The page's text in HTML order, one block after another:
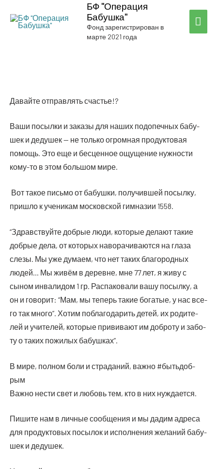
БФ "Операция
Бабушка"
Фонд зарегистрирован в
марте 2021 года
Давай­те отправ­лять счастье!?
Ваши посыл­ки и зака­зы для наших под­опеч­ных бабу­
шек и деду­шек — не толь­ко огром­ная про­дук­то­вая
помощь. Это еще и бес­цен­ное ощу­ще­ние нуж­но­сти
кому-то в этом боль­шом мире.
Вот такое пись­мо от бабуш­ки, полу­чив­шей посыл­ку,
при­шло к уче­ни­кам мос­ков­ской гим­на­зии 1558.
“Здрав­ствуй­те доб­рые люди, кото­рые дела­ют такие
доб­рые дела, от кото­рых наво­ра­чи­ва­ют­ся на гла­за
сле­зы. Мы уже дума­ем, что нет таких бла­го­род­ных
людей… Мы живём в деревне, мне 77 лет, я живу с
сыном инва­ли­дом 1 гр. Рас­па­ко­ва­ли вашу посыл­ку, а
он и гово­рит: “Мам, мы теперь такие бога­тые, у нас все­
го так мно­го”. Хотим побла­го­да­рить детей, их роди­те­
лей и учи­те­лей, кото­рые при­ви­ва­ют им доб­ро­ту и забо­
ту о таких пожи­лых бабушках”.
В мире, пол­ном боли и стра­да­ний, важ­но #быть­доб­
рым
Важ­но нести свет и любовь тем, кто в них нуждается.
Пиши­те нам в лич­ные сооб­ще­ния и мы дадим адре­са
для про­дук­то­вых посы­лок и испол­не­ния жела­ний бабу­
шек и дедушек.